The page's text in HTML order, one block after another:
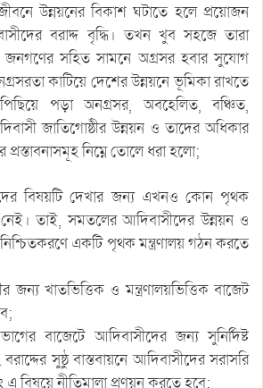
উন্নয়নের বিকাশ ঘটাতে হলে প্রয়োজন
বরাদ্দ বৃদ্ধি। তখন খুব সহজে তারা
সহিত সামনে অগ্রসর হবার সুযোগ
কাটিয়ে দেশের উন্নয়নে ভূমিকা রাখতে
পড়া অনগ্রসর, অবহেলিত, বঞ্চিত,
জাতিগোষ্ঠীর উন্নয়ন ও তাদের অধিকার
নিম্নে তোলে ধরা হলো;
বিষয়টি দেখার জন্য এখনও কোন পৃথক
নেই। তাই, সমতলের আদিবাসীদের উন্নয়ন ও
একটি পৃথক মন্ত্রণালয় গঠন করতে
জন্য খাতভিত্তিক ও মন্ত্রণালয়ভিত্তিক বাজেট
বাজেটে আদিবাসীদের জন্য সুনির্দিষ্ট
সুষ্ঠু বাস্তবায়নে আদিবাসীদের সরাসরি
বিষয়ে নীতিমালা প্রণয়ন করতে হবে;